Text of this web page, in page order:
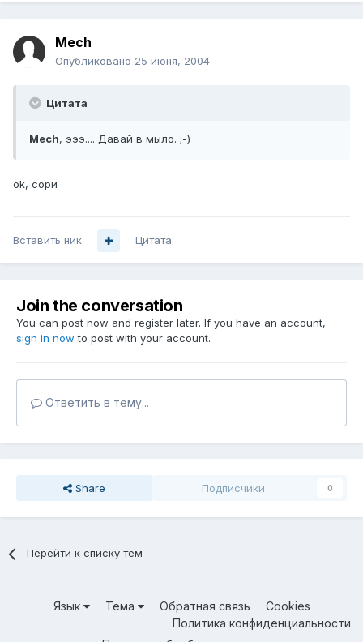
Mech
Опубликовано 25 июня, 2004
Цитата
Mech, эээ.... Давай в мыло. ;-)
ok, сори
Вставить ник Цитата
Join the conversation
You can post now and register later. If you have an account,
sign in now to post with your account.
Ответить в тему...
Share Подписчики 0
Перейти к списку тем
Язык Тема Обратная связь
Cookies
Политика конфиденциальности